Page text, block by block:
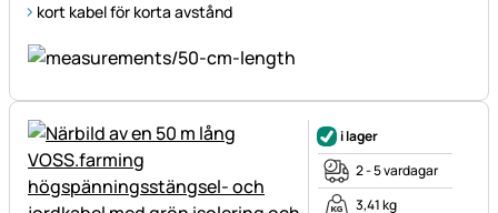
kort kabel för korta avstånd
i lager
2 - 5 vardagar
3,41 kg